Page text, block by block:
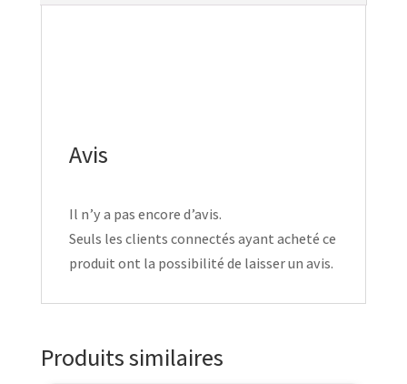
Avis
Il n’y a pas encore d’avis.
Seuls les clients connectés ayant acheté ce
produit ont la possibilité de laisser un avis.
Produits similaires